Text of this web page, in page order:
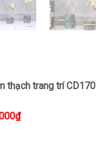
thạch trang trí CD170
₫